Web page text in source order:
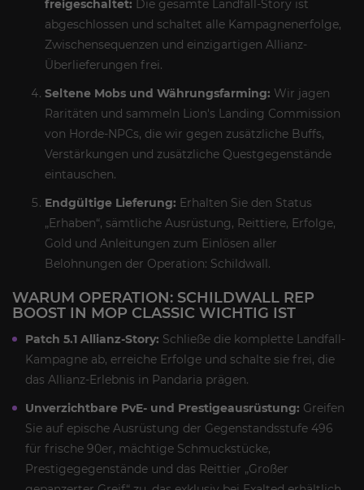
freigeschaltet: Die gesamte Landfall-Story ist
abgeschlossen und schaltet alle Kampagnenerfolge,
Zwischensequenzen und einzigartigen Allianz-
Überlieferungen frei.
Seltene Mobs und Währungsfarming: Wir jagen
Raritäten und sammeln Lion's Landing Commission
von Horde-NPCs, die wir gegen zusätzliche Buffs,
Verstärkungen und zusätzliche Questgegenstände
eintauschen.
Endgültige Lieferung: Erhalten Sie den Status
„Erhaben“, sämtliche Ausrüstung, Reittiere, Erfolge,
Gold und Anleitungen zum Einlösen aller
Belohnungen der Operation: Schildwall.
WARUM OPERATION: SCHILDWALL REP
BOOST IN MOP CLASSIC WICHTIG IST
Patch 5.1 Allianz-Story: Schließe die komplette Landfall-
Kampagne ab, erreiche Erfolge und schalte sie frei, die
das Allianz-Erlebnis in Pandaria prägen.
Unverzichtbare PvE- und Prestigeausrüstung: Greifen
Sie auf epische Ausrüstung der Gegenstandsstufe 496
für frische 90er, mächtige Schmuckstücke,
Prestigegegenstände und das Reittier „Großer